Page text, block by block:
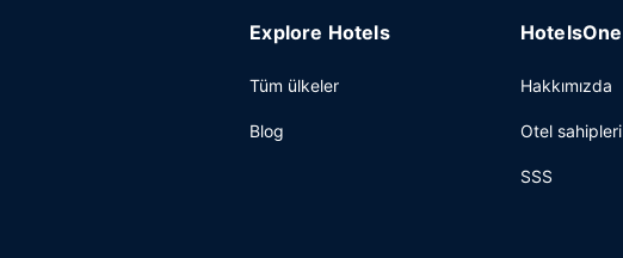
Explore Hotels
Tüm ülkeler
Blog
HotelsOne
Hakkımızda
Otel sahipleri
SSS